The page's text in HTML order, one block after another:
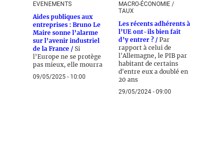
EVENEMENTS
Aides publiques aux
entreprises : Bruno Le
Maire sonne l’alarme
sur l’avenir industriel
de la France / Si
l’Europe ne se protège
pas mieux, elle mourra
09/05/2025 - 10:00
MACRO-ÉCONOMIE /
TAUX
Les récents adhérents à
l’UE ont-ils bien fait
d’y entrer ? / Par
rapport à celui de
l'Allemagne, le PIB par
habitant de certains
d'entre eux a doublé en
20 ans
29/05/2024 - 09:00